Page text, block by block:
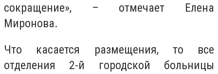
сокращение», – отмечает Елена
Миронова.
Что касается размещения, то все
отделения 2-й городской больницы